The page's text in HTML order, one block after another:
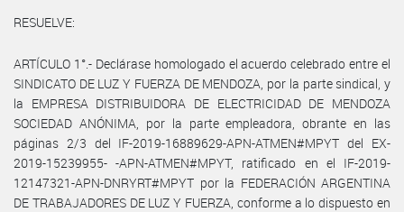
RESUELVE:
ARTÍCULO 1°.- Declárase homologado el acuerdo celebrado entre el
SINDICATO DE LUZ Y FUERZA DE MENDOZA, por la parte sindical, y
la EMPRESA DISTRIBUIDORA DE ELECTRICIDAD DE MENDOZA
SOCIEDAD ANÓNIMA, por la parte empleadora, obrante en las
páginas 2/3 del IF-2019-16889629-APN-ATMEN#MPYT del EX-
2019-15239955- -APN-ATMEN#MPYT, ratificado en el IF-2019-
12147321-APN-DNRYRT#MPYT por la FEDERACIÓN ARGENTINA
DE TRABAJADORES DE LUZ Y FUERZA, conforme a lo dispuesto en